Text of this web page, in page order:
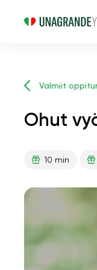
Valmiit
Ohut
10 min